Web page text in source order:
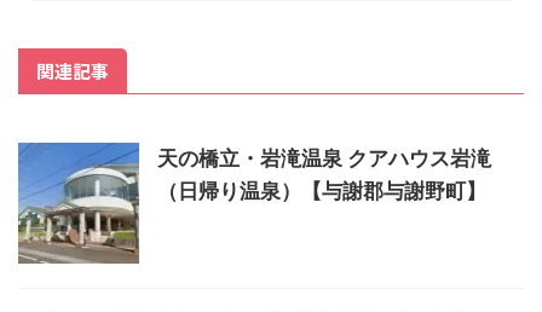
関連記事
天の橋立・岩滝温泉 クアハウス岩滝
（日帰り温泉）【与謝郡与謝野町】